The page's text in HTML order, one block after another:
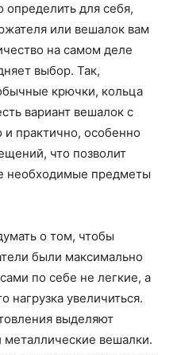
для себя,
или вешалок вам
на самом деле
выбор. Так,
крючки, кольца
вариант вешалок с
и практично, особенно
что позволит
необходимые предметы
о том, чтобы
были максимально
по себе не легкие, а
нагрузка увеличиться.
выделяют
вешалки.